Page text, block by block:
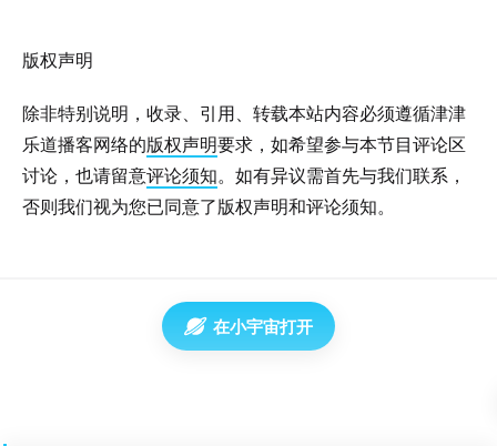
版权声明
除非特别说明，收录、引用、转载本站内容必须遵循津津
乐道播客网络的版权声明要求，如希望参与本节目评论区
讨论，也请留意评论须知。如有异议需首先与我们联系，
否则我们视为您已同意了版权声明和评论须知。
在小宇宙打开